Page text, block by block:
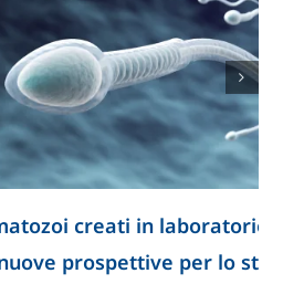
in laboratorio: la ricerca
per lo studio